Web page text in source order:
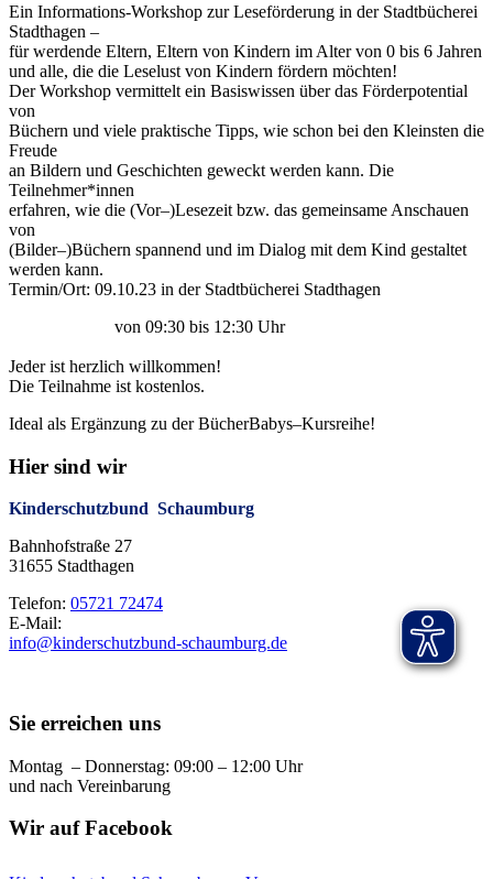
Ein Informations-Workshop zur Leseförderung in der Stadtbücherei
Stadthagen –
für werdende Eltern, Eltern von Kindern im Alter von 0 bis 6 Jahren
und alle, die die Leselust von Kindern fördern möchten!
Der Workshop vermittelt ein Basiswissen über das Förderpotential
von
Büchern und viele praktische Tipps, wie schon bei den Kleinsten die
Freude
an Bildern und Geschichten geweckt werden kann. Die
Teilnehmer*innen
erfahren, wie die (Vor–)Lesezeit bzw. das gemeinsame Anschauen
von
(Bilder–)Büchern spannend und im Dialog mit dem Kind gestaltet
werden kann.
Termin/Ort: 09.10.23 in der Stadtbücherei Stadthagen
von 09:30 bis 12:30 Uhr
Jeder ist herzlich willkommen!
Die Teilnahme ist kostenlos.
Ideal als Ergänzung zu der BücherBabys–Kursreihe!
Hier sind wir
Kinderschutzbund Schaumburg
Bahnhofstraße 27
31655 Stadthagen
Telefon: 05721 72474
E-Mail:
info@kinderschutzbund-schaumburg.de
Sie erreichen uns
Montag – Donnerstag: 09:00 – 12:00 Uhr
und nach Vereinbarung
Wir auf Facebook